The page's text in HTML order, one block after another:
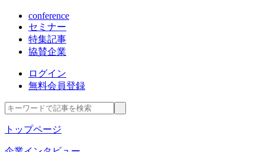
conference
セミナー
特集記事
協賛企業
ログイン
無料会員登録
トップページ